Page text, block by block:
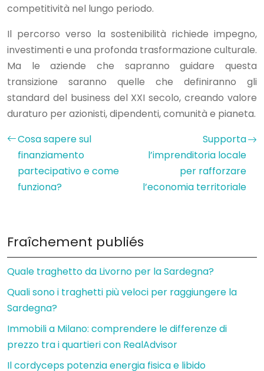
competitività nel lungo periodo.
Il percorso verso la sostenibilità richiede impegno,
investimenti e una profonda trasformazione culturale.
Ma le aziende che sapranno guidare questa
transizione saranno quelle che definiranno gli
standard del business del XXI secolo, creando valore
duraturo per azionisti, dipendenti, comunità e pianeta.
Cosa sapere sul
finanziamento
partecipativo e come
funziona?
Supporta
l’imprenditoria locale
per rafforzare
l’economia territoriale
Fraîchement publiés
Quale traghetto da Livorno per la Sardegna?
Quali sono i traghetti più veloci per raggiungere la
Sardegna?
Immobili a Milano: comprendere le differenze di
prezzo tra i quartieri con RealAdvisor
Il cordyceps potenzia energia fisica e libido